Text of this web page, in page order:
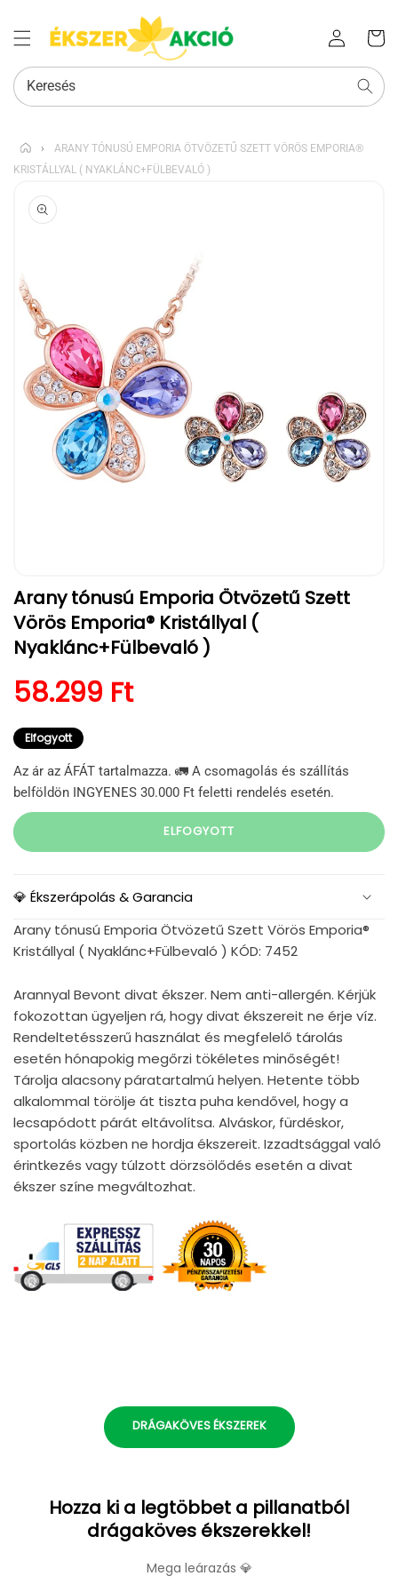
Bejelentkezés
kosara
Keresés
›
ARANY TÓNUSÚ EMPORIA ÖTVÖZETŰ SZETT VÖRÖS EMPORIA®
KRISTÁLLYAL ( NYAKLÁNC+FÜLBEVALÓ )
UGRÁS A
TERMÉKADATOKRA
médiafájl
megnyitása
a
modális
párbeszédpanelen
Arany tónusú Emporia Ötvözetű Szett
Vörös Emporia® Kristállyal (
Nyaklánc+Fülbevaló )
Normál ár
58.299 Ft
Elfogyott
Az ár az ÁFÁT tartalmazza. 🚛 A csomagolás és szállítás
belföldön INGYENES 30.000 Ft feletti rendelés esetén.
ELFOGYOTT
💎 Ékszerápolás & Garancia
Arany tónusú Emporia Ötvözetű Szett Vörös Emporia®
Kristállyal ( Nyaklánc+Fülbevaló ) KÓD: 7452
Arannyal Bevont divat ékszer. Nem anti-allergén. Kérjük
fokozottan ügyeljen rá, hogy divat ékszereit ne érje víz.
Rendeltetésszerű használat és megfelelő tárolás
esetén hónapokig megőrzi tökéletes minőségét!
Tárolja alacsony páratartalmú helyen. Hetente több
alkalommal törölje át tiszta puha kendővel, hogy a
lecsapódott párát eltávolítsa. Alváskor, fürdéskor,
sportolás közben ne hordja ékszereit. Izzadtsággal való
érintkezés vagy túlzott dörzsölődés esetén a divat
ékszer színe megváltozhat.
DRÁGAKÖVES ÉKSZEREK
Hozza ki a legtöbbet a pillanatból
drágaköves ékszerekkel!
Mega leárazás 💎